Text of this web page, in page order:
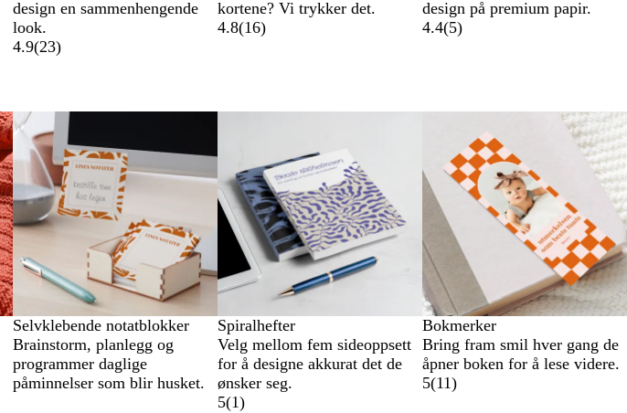
design en sammenhengende
look.
4.9(23)
kortene? Vi trykker det.
4.8(16)
design på premium papir.
4.4(5)
Selvklebende notatblokker
Brainstorm, planlegg og
programmer daglige
påminnelser som blir husket.
Spiralhefter
Velg mellom fem sideoppsett
for å designe akkurat det de
ønsker seg.
5(1)
Bokmerker
Bring fram smil hver gang de
åpner boken for å lese videre.
5(11)